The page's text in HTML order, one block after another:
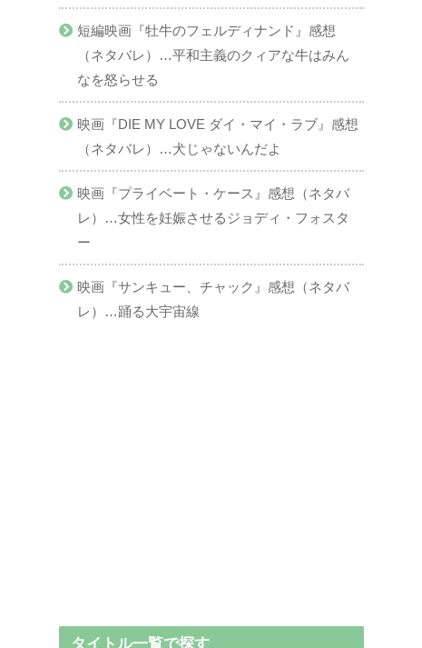
短編映画『牡牛のフェルディナンド』感想
（ネタバレ）…平和主義のクィアな牛はみん
なを怒らせる
映画『DIE MY LOVE ダイ・マイ・ラブ』感想
（ネタバレ）…犬じゃないんだよ
映画『プライベート・ケース』感想（ネタバ
レ）…女性を妊娠させるジョディ・フォスタ
ー
映画『サンキュー、チャック』感想（ネタバ
レ）…踊る大宇宙線
タイトル一覧で探す